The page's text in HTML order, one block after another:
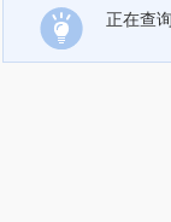
正在查